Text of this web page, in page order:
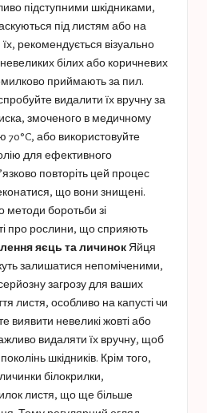
підступними шкідниками,
під листям або на
рекомендується візуально
білих або коричневих
приймають за пил.
видалити їх вручну за
змоченого в медичному
70°C, або використовуйте
для ефективного
повторіть цей процес
що вони знищені.
методи боротьби зі
про рослини, що сприяють
яєць та личинокЯйця
залишатися непоміченими,
загрозу для ваших
листя, особливо на капусті чи
виявити невеликі жовті або
видаляти їх вручну, щоб
шкідників. Крім того,
білокрилки,
листя, що ще більше